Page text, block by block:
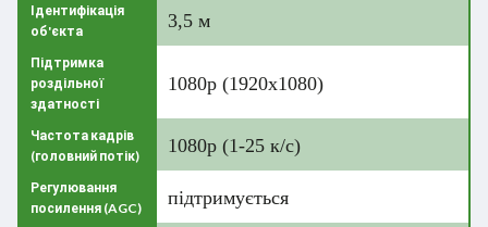
Ідентифікація
об'єкта
3,5 м
Підтримка
роздільної
здатності
1080p (1920x1080)
Частота кадрів
(головний потік)
1080p (1-25 к/с)
Регулювання
посилення (AGC)
підтримується